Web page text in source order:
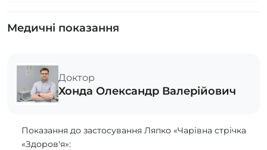
Медичні показання
Доктор
Хонда Олександр Валерійович
Показання до застосування Ляпко «Чарівна стрічка
«Здоров'я»: